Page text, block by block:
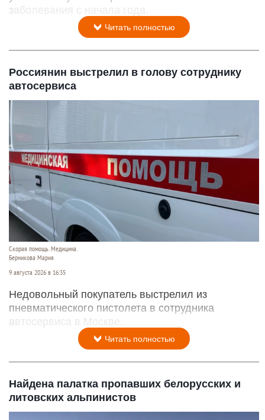
заболевания с начала года.
Читать полностью
Россиянин выстрелил в голову сотруднику
автосервиса
Скорая помощь. Медицина.
Берникова Мария
9 августа 2026 в 16:35
Недовольный покупатель выстрелил из
пневматического пистолета в сотрудника
автосервиса в Москве.
Читать полностью
Найдена палатка пропавших белорусских и
литовских альпинистов